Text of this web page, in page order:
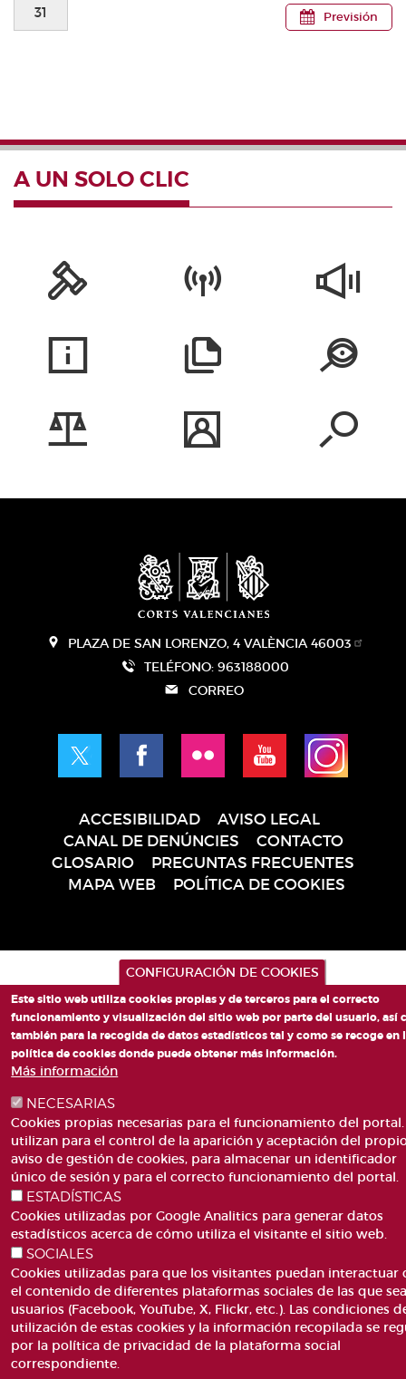
Previsión
31
A UN SOLO CLIC
PLAZA DE SAN LORENZO, 4 VALÈNCIA 46003
TELÉFONO: 963188000
CORREO
página
ACCESIBILIDAD
AVISO LEGAL
CANAL DE DENÚNCIES
CONTACTO
GLOSARIO
PREGUNTAS FRECUENTES
MAPA WEB
POLÍTICA DE COOKIES
CONFIGURACIÓN DE COOKIES
Este sitio web utiliza cookies propias y de terceros para el correcto
funcionamiento y visualización del sitio web por parte del usuario, así
también para la recogida de datos estadísticos tal y como se recoge en
política de cookies donde puede obtener más información.
Más información
NECESARIAS
Cookies propias necesarias para el funcionamiento del portal.
utilizan para el control de la aparición y aceptación del
aviso de gestión de cookies, para almacenar un identificador
único de sesión y para el correcto funcionamiento del portal.
ESTADÍSTICAS
Cookies utilizadas por Google Analitics para generar datos
estadísticos acerca de cómo utiliza el visitante el sitio web.
SOCIALES
Cookies utilizadas para que los visitantes puedan interactuar
el contenido de diferentes plataformas sociales de las que
usuarios (Facebook, YouTube, X, Flickr, etc.). Las condiciones
utilización de estas cookies y la información recopilada se
por la política de privacidad de la plataforma social
correspondiente.